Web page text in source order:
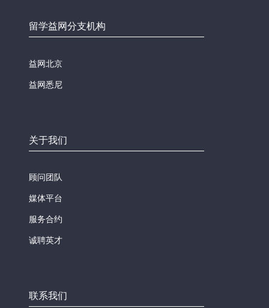
留学益网分支机构
益网北京
益网悉尼
关于我们
顾问团队
媒体平台
服务合约
诚聘英才
联系我们